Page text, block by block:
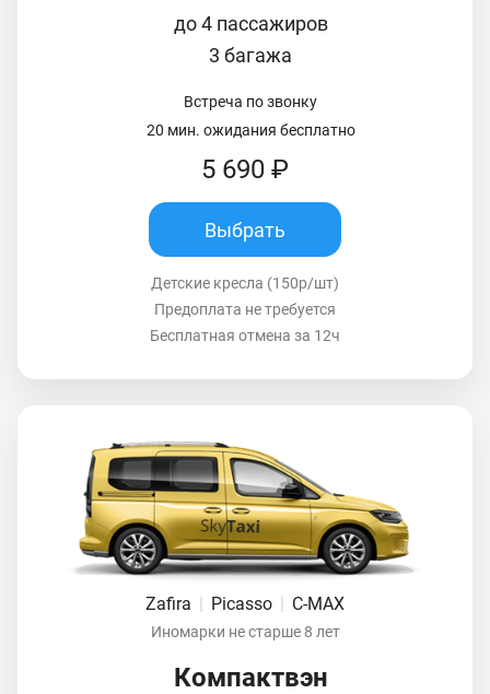
до 4 пассажиров
3 багажа
Встреча по звонку
20 мин. ожидания бесплатно
5 690 ₽
Выбрать
Детские кресла (150р/шт)
Предоплата не требуется
Бесплатная отмена за 12ч
Zafira | Picasso | C-MAX
Иномарки не старше 8 лет
Компактвэн